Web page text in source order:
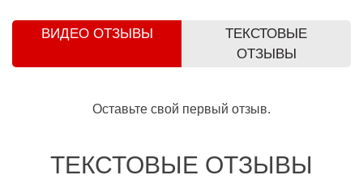
ВИДЕО ОТЗЫВЫ
ТЕКСТОВЫЕ
ОТЗЫВЫ
Оставьте свой первый отзыв.
ТЕКСТОВЫЕ ОТЗЫВЫ